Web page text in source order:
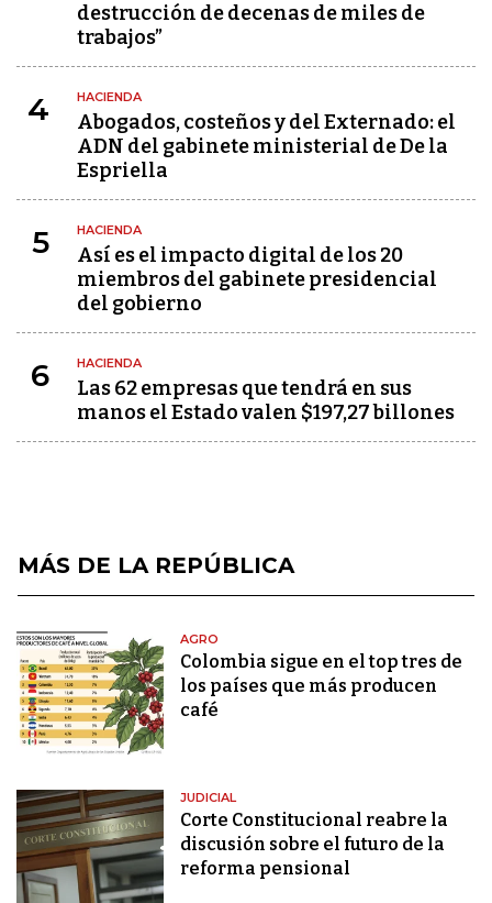
destrucción de decenas de miles de
trabajos”
4 HACIENDA
Abogados, costeños y del Externado: el
ADN del gabinete ministerial de De la
Espriella
5 HACIENDA
Así es el impacto digital de los 20
miembros del gabinete presidencial
del gobierno
6 HACIENDA
Las 62 empresas que tendrá en sus
manos el Estado valen $197,27 billones
MÁS DE LA REPÚBLICA
AGRO
Colombia sigue en el top tres de
los países que más producen
café
JUDICIAL
Corte Constitucional reabre la
discusión sobre el futuro de la
reforma pensional